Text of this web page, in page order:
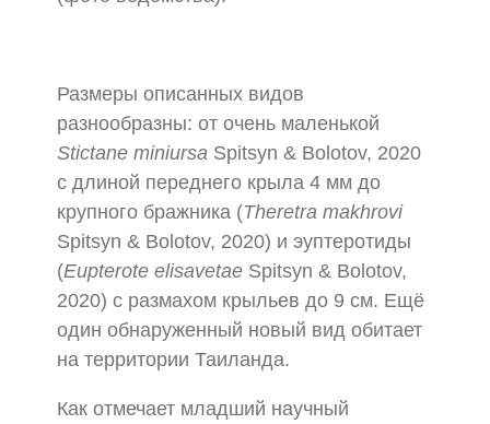
Размеры описанных видов
разнообразны: от очень маленькой
Stictane miniursa Spitsyn & Bolotov, 2020
с длиной переднего крыла 4 мм до
крупного бражника (Theretra makhrovi
Spitsyn & Bolotov, 2020) и эуптеротиды
(Eupterote elisavetae Spitsyn & Bolotov,
2020) с размахом крыльев до 9 см. Ещё
один обнаруженный новый вид обитает
на территории Таиланда.
Как отмечает младший научный